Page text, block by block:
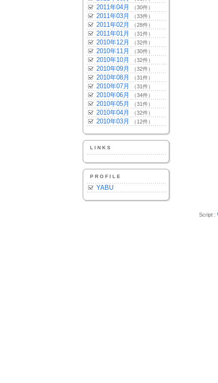
2011年04月 （30件）
2011年03月 （33件）
2011年02月 （28件）
2011年01月 （31件）
2010年12月 （32件）
2010年11月 （30件）
2010年10月 （32件）
2010年09月 （32件）
2010年08月 （31件）
2010年07月 （31件）
2010年06月 （34件）
2010年05月 （31件）
2010年04月 （32件）
2010年03月 （12件）
LINKS
PROFILE
YABU
Script :